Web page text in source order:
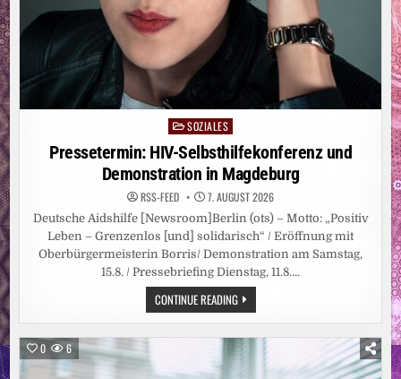
Posted
in
SOZIALES
Pressetermin: HIV-Selbsthilfekonferenz und
Demonstration in Magdeburg
RSS-FEED 7. AUGUST 2026
Deutsche Aidshilfe [Newsroom]Berlin (ots) – Motto: „Positiv
Leben – Grenzenlos [und] solidarisch“ / Eröffnung mit
Oberbürgermeisterin Borris/ Demonstration am Samstag,
15.8. / Pressebriefing Dienstag, 11.8….
CONTINUE READINGPRESSETERMIN:
HIV-
SELBSTHILFEKONFERENZ
UND
DEMONSTRATION
IN
MAGDEBURG
0 6